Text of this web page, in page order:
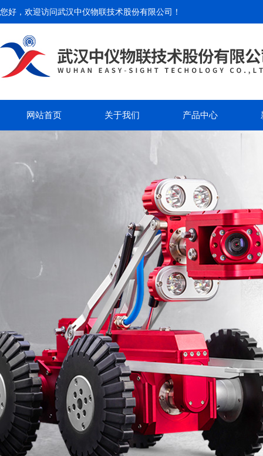
您好，欢迎访问武汉中仪物联技术股份有限公司 ！
网站首页 关于我们 产品中心